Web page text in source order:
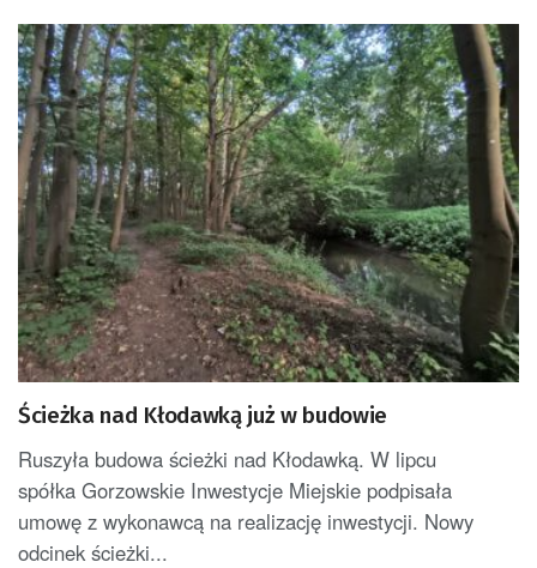
Ścieżka nad Kłodawką już w budowie
Ruszyła budowa ścieżki nad Kłodawką. W lipcu
spółka Gorzowskie Inwestycje Miejskie podpisała
umowę z wykonawcą na realizację inwestycji. Nowy
odcinek ścieżki...